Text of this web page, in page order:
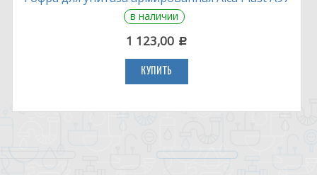
в наличии
1 123,00 c
КУПИТЬ